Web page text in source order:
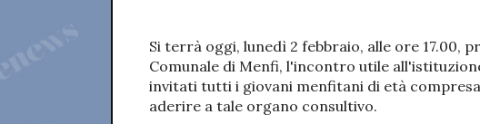
Si terrà oggi, lunedì 2 febbraio, alle ore 17.00,
Comunale di Menfi, l'incontro utile
invitati tutti i giovani menfitani di età
aderire a tale organo consultivo.